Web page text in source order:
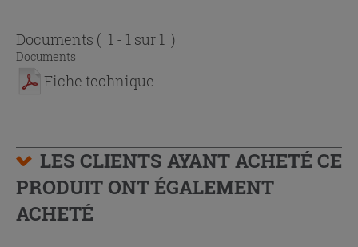
Documents ( 1 - 1 sur 1 )
Documents
Fiche technique
LES CLIENTS AYANT ACHETÉ CE
PRODUIT ONT ÉGALEMENT
ACHETÉ